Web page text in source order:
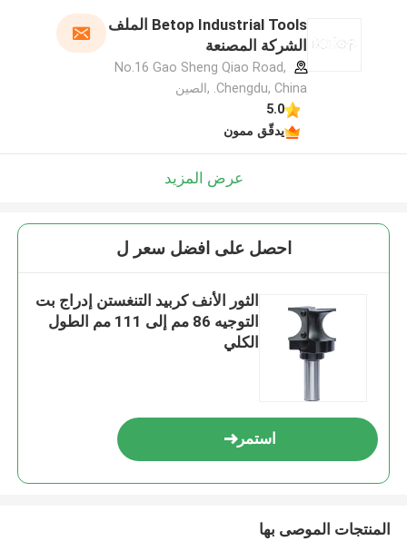
Betop Industrial Tools الملف
الشركة المصنعة
No.16 Gao Sheng Qiao Road,
Chengdu, China. ,الصين
5.0
يدقّق ممون
عرض المزيد
احصل على افضل سعر ل
الثور الأنف كربيد التنغستن إدراج بت
التوجيه 86 مم إلى 111 مم الطول
الكلي
استمر
المنتجات الموصى بها